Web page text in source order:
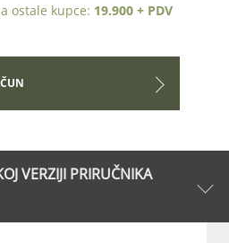
ostale kupce: 19.900 + PDV
VERZIJI PRIRUČNIKA